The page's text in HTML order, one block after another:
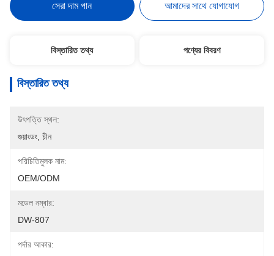
সেরা দাম পান আমাদের সাথে যোগাযোগ
বিস্তারিত তথ্য পণ্যের বিবরণ
বিস্তারিত তথ্য
উৎপত্তি স্থল:
গুয়াংডং, চীন
পরিচিতিমুলক নাম:
OEM/ODM
মডেল নম্বার:
DW-807
পর্দার আকার: